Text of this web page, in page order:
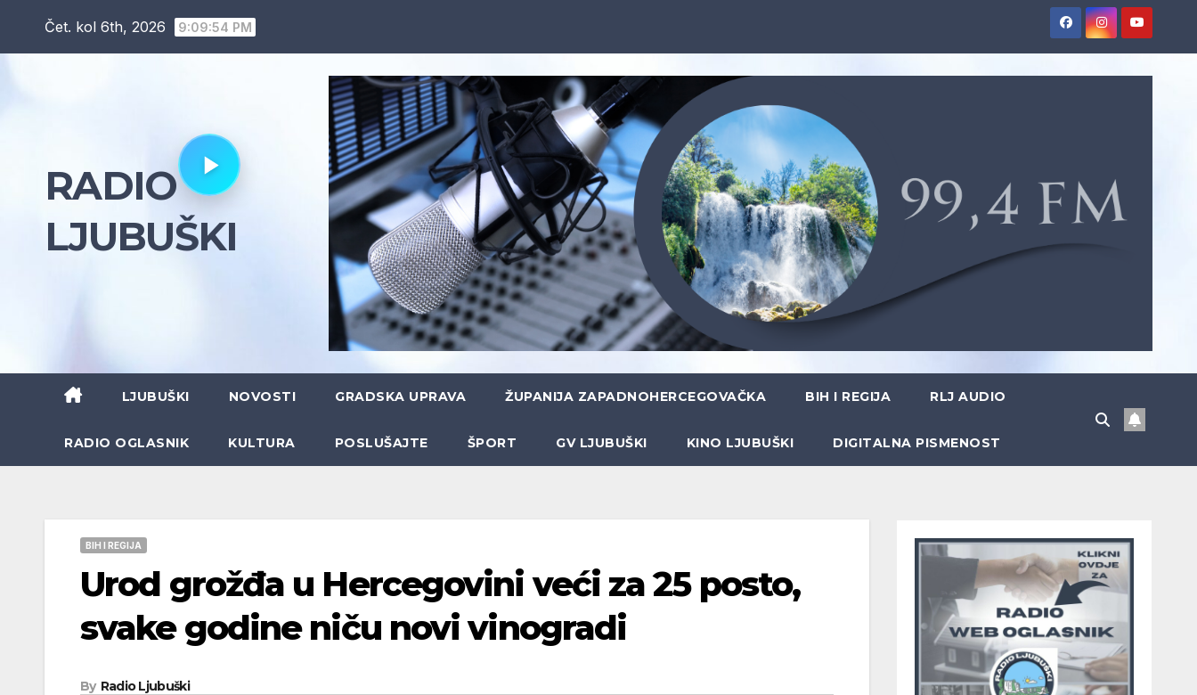
Čet. kol 6th, 2026 9:09:56 PM
RADIO
LJUBUŠKI
LJUBUŠKI NOVOSTI GRADSKA UPRAVA ŽUPANIJA ZAPADNOHERCEGOVAČKA BIH I REGIJA RLJ AUDIO
RADIO OGLASNIK KULTURA POSLUŠAJTE ŠPORT GV LJUBUŠKI KINO LJUBUŠKI DIGITALNA PISMENOST
BIH I REGIJA
Urod grožđa u Hercegovini veći za 25 posto,
svake godine niču novi vinogradi
By Radio Ljubuški